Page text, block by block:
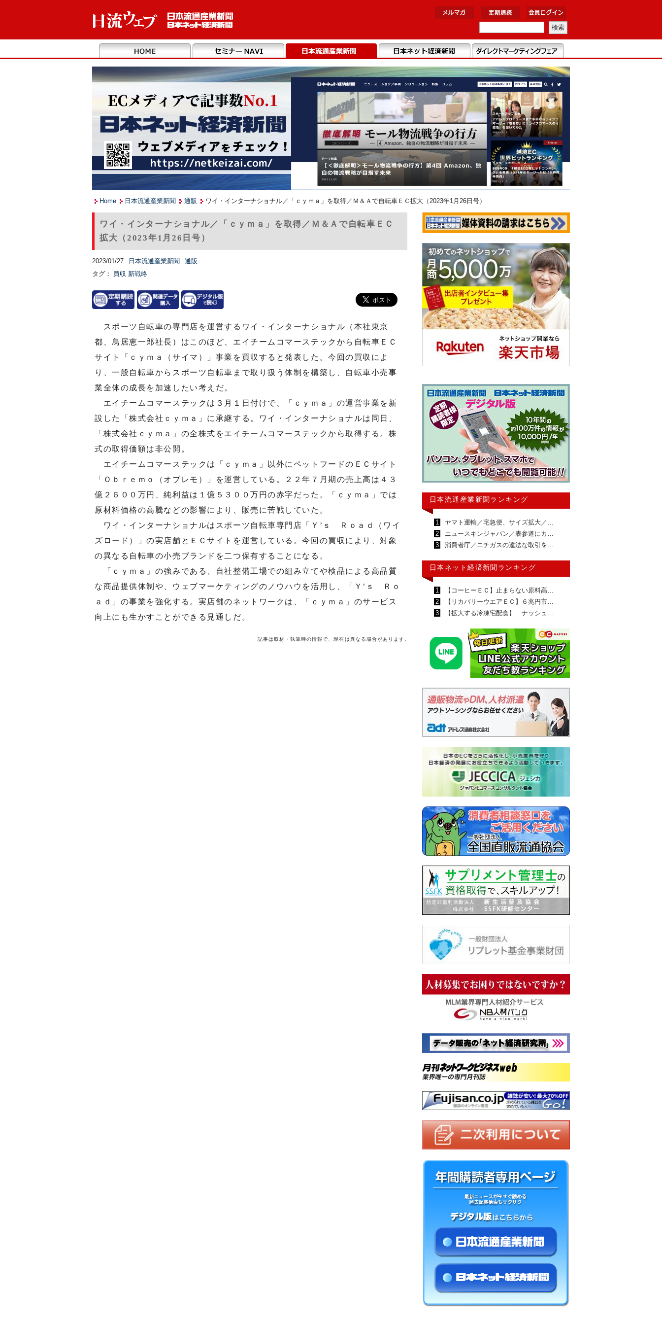
Home 日本流通産業新聞 通販 ワイ・インターナショナル／「ｃｙｍａ」を取得／Ｍ＆Ａで自転車ＥＣ拡大（2023年1月26日号）
ワイ・インターナショナル／「ｃｙｍａ」を取得／Ｍ＆Ａで自転車ＥＣ
拡大（2023年1月26日号）
2023/01/27 日本流通産業新聞
通販
タグ：
買収 新戦略
スポーツ自転車の専門店を運営するワイ・インターナショナル（本社東京
都、鳥居恵一郎社長）はこのほど、エイチームコマーステックから自転車ＥＣ
サイト「ｃｙｍａ（サイマ）」事業を買収すると発表した。今回の買収によ
り、一般自転車からスポーツ自転車まで取り扱う体制を構築し、自転車小売事
業全体の成長を加速したい考えだ。
エイチームコマーステックは３月１日付けで、「ｃｙｍａ」の運営事業を新
設した「株式会社ｃｙｍａ」に承継する。ワイ・インターナショナルは同日、
「株式会社ｃｙｍａ」の全株式をエイチームコマーステックから取得する。株
式の取得価額は非公開。
エイチームコマーステックは「ｃｙｍａ」以外にペットフードのＥＣサイト
「Ｏｂｒｅｍｏ（オブレモ）」を運営している。２２年７月期の売上高は４３
億２６００万円、純利益は１億５３００万円の赤字だった。「ｃｙｍａ」では
原材料価格の高騰などの影響により、販売に苦戦していた。
ワイ・インターナショナルはスポーツ自転車専門店「Ｙ’ｓ Ｒｏａｄ（ワイ
ズロード）」の実店舗とＥＣサイトを運営している。今回の買収により、対象
の異なる自転車の小売ブランドを二つ保有することになる。
「ｃｙｍａ」の強みである、自社整備工場での組み立てや検品による高品質
な商品提供体制や、ウェブマーケティングのノウハウを活用し、「Ｙ’ｓ Ｒｏ
ａｄ」の事業を強化する。実店舗のネットワークは、「ｃｙｍａ」のサービス
向上にも生かすことができる見通しだ。
記事は取材・執筆時の情報で、現在は異なる場合があります。
日本流通産業新聞ランキング
1
ヤマト運輸／宅急便、サイズ拡大／…
2
ニュースキンジャパン／表参道にカ…
3
消費者庁／ニチガスの違法な取引を…
日本ネット経済新聞ランキング
1
【コーヒーＥＣ】止まらない原料高…
2
【リカバリーウエアＥＣ】６兆円市…
3
【拡大する冷凍宅配食】 ナッシュ…